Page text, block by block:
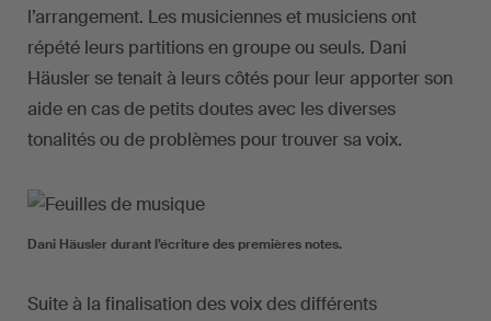
l’arrangement. Les musiciennes et musiciens ont
répété leurs partitions en groupe ou seuls. Dani
Häusler se tenait à leurs côtés pour leur apporter son
aide en cas de petits doutes avec les diverses
tonalités ou de problèmes pour trouver sa voix.
Dani Häusler durant l’écriture des premières notes.
Suite à la finalisation des voix des différents